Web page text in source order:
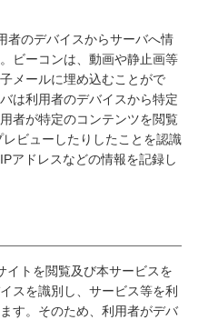
者のデバイスからサーバへ情
ビーコンは、動画や静止画等
メールに埋め込むことがで
は利用者のデバイスから特定
者が特定のコンテンツを閲覧
ビューしたりしたことを認識
アドレスなどの情報を記録し
イトを閲覧及び本サービスを
スを識別し、サービス等を利
す。そのため、利用者がデバ